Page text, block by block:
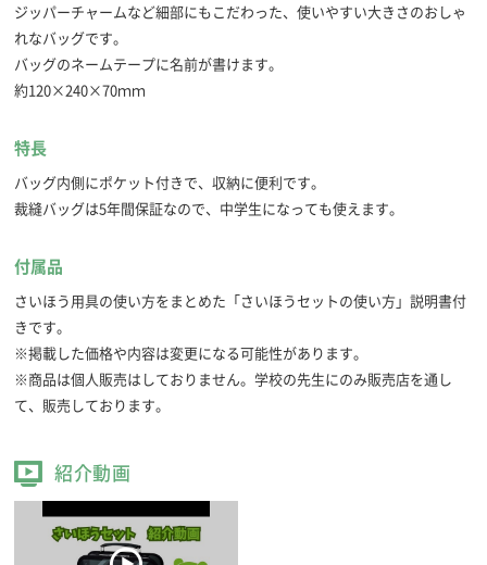
ジッパーチャームなど細部にもこだわった、使いやすい大きさのおしゃ
れなバッグです。
バッグのネームテープに名前が書けます。
約120×240×70ｍｍ
特長
バッグ内側にポケット付きで、収納に便利です。
裁縫バッグは5年間保証なので、中学生になっても使えます。
付属品
さいほう用具の使い方をまとめた「さいほうセットの使い方」説明書付
きです。
※掲載した価格や内容は変更になる可能性があります。
※商品は個人販売はしておりません。学校の先生にのみ販売店を通し
て、販売しております。
紹介動画